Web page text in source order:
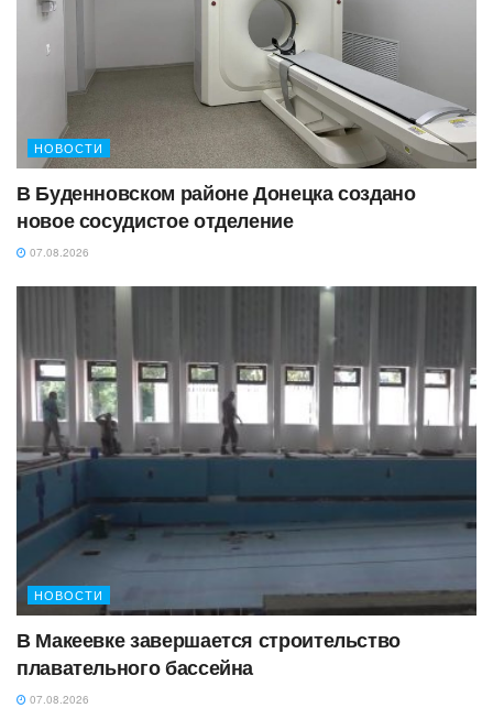
НОВОСТИ
В Буденновском районе Донецка создано
новое сосудистое отделение
07.08.2026
НОВОСТИ
В Макеевке завершается строительство
плавательного бассейна
07.08.2026